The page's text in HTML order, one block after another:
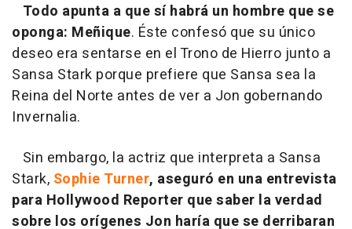
Todo apunta a que sí habrá un hombre que se
oponga: Meñique. Éste confesó que su único
deseo era sentarse en el Trono de Hierro junto a
Sansa Stark porque prefiere que Sansa sea la
Reina del Norte antes de ver a Jon gobernando
Invernalia.
Sin embargo, la actriz que interpreta a Sansa
Stark, Sophie Turner, aseguró en una entrevista
para Hollywood Reporter que saber la verdad
sobre los orígenes Jon haría que se derribaran